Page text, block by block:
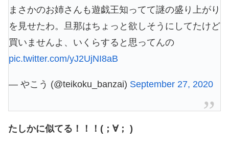
まさかのお姉さんも遊戯王知ってて謎の盛り上がり
を見せたわ。旦那はちょっと欲しそうにしてたけど
買いませんよ、いくらすると思ってんの
pic.twitter.com/yJ2UjNI8aB
— やこう (@teikoku_banzai) September 27, 2020
たしかに似てる！！！(；∀； )